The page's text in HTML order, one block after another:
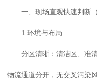
一、现场直观快速判断（
1.环境与布局
分区清晰：清洁区、准清
物流通道分开，无交叉污染风